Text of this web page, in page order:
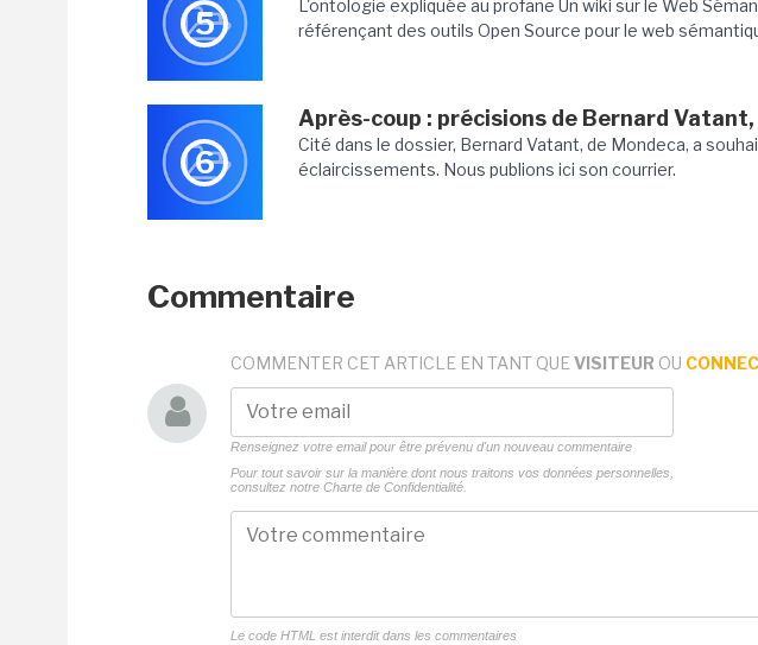
5
L'ontologie expliquée au profane Un wiki sur le Web
référençant des outils Open Source pour le web
6
Après-coup : précisions de Bernard Vatant,
Cité dans le dossier, Bernard Vatant, de Mondeca, a
éclaircissements. Nous publions ici son courrier.
Commentaire
COMMENTER CET ARTICLE EN TANT QUE VISITEUR OU
Renseignez votre email pour être prévenu d'un nouveau commentaire
Pour tout savoir sur la manière dont nous traitons vos données personnelles,
consultez notre Charte de Confidentialité.
Le code HTML est interdit dans les commentaires